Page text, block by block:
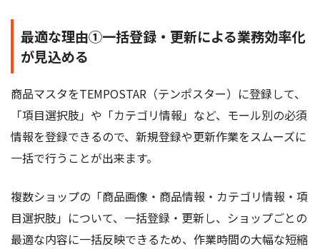
最適な理由①一括登録・更新による業務効率化
が見込める
商品マスタをTEMPOSTAR（テンポスター）に登録して、
「項目選択肢」や「カテゴリ情報」など、モール別の必須
情報を登録できるので、新規登録や更新作業をスムーズに
一括で行うことが出来ます。
複数ショップの「商品画像・商品情報・カテゴリ情報・項
目選択肢」について、一括登録・更新し、ショップごとの
最適な内容に一括反映できるため、作業時間の大幅な短縮